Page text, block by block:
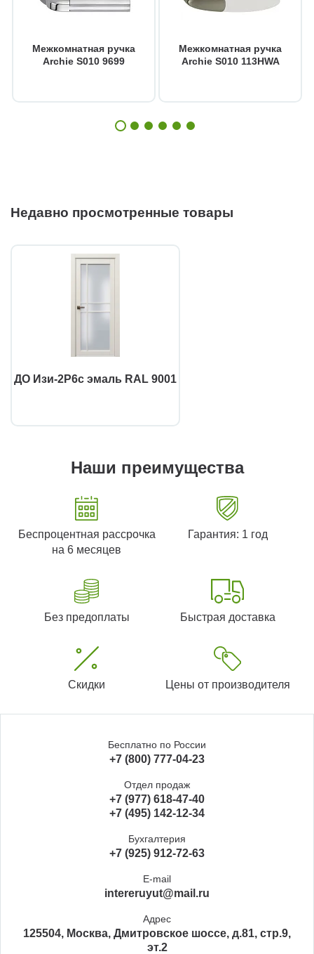
Межкомнатная ручка
Archie S010 9699
Межкомнатная ручка
Archie S010 113HWA
Недавно просмотренные товары
ДО Изи-2Р6с эмаль RAL 9001
Наши преимущества
Беспроцентная рассрочка
на 6 месяцев
Гарантия: 1 год
Без предоплаты Быстрая доставка
Скидки Цены от производителя
Бесплатно по России
+7 (800) 777-04-23
Отдел продаж
+7 (977) 618-47-40
+7 (495) 142-12-34
Бухгалтерия
+7 (925) 912-72-63
E-mail
intereruyut@mail.ru
Адрес
125504, Москва, Дмитровское шоссе, д.81, стр.9,
эт.2